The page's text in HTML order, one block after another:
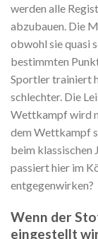
werden alle
abzubauen. Die
obwohl sie quasi
bestimmten
Sportler trainiert
schlechter. Die
Wettkampf wird
dem Wettkampf
beim klassischen
passiert hier im
entgegenwirken?
Wenn der
eingestellt